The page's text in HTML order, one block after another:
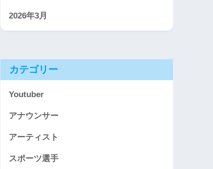
2026年3月
カテゴリー
Youtuber
アナウンサー
アーティスト
スポーツ選手